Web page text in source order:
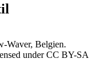
Waver, Belgien.
under CC BY-SA